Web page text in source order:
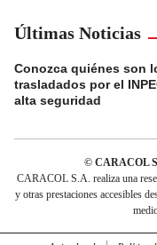
Últimas Noticias
Conozca quiénes son
trasladados por el
alta seguridad
© CARACOL
CARACOL S.A. realiza una
y otras prestaciones accesibles